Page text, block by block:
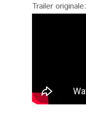
Trailer originale: